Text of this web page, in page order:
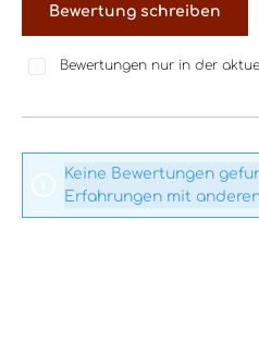
Bewertung schreiben
Bewertungen nur in der
Keine Bewertungen
Erfahrungen mit